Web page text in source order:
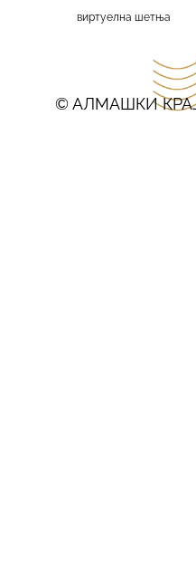
виртуелна шетња
© АЛМАШКИ КРАЈ